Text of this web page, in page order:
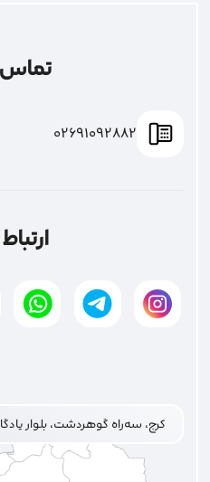
تماس
02691092882
کرج، سه‌راه گوهردشت، بلوار یادگار،